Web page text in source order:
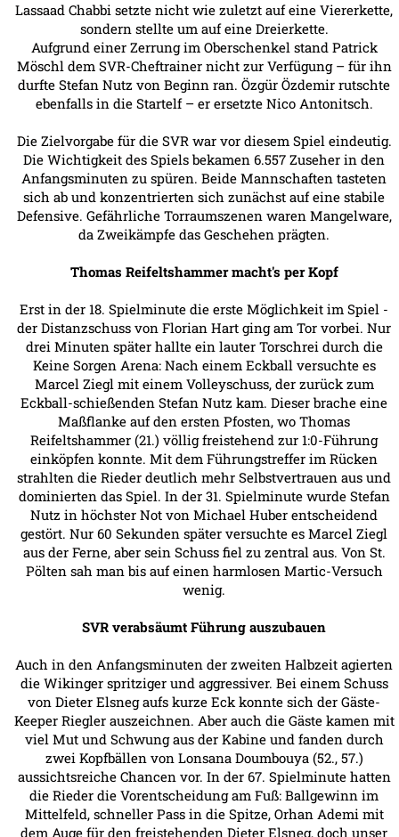
Lassaad Chabbi setzte nicht wie zuletzt auf eine Viererkette,
sondern stellte um auf eine Dreierkette.
Aufgrund einer Zerrung im Oberschenkel stand Patrick
Möschl dem SVR-Cheftrainer nicht zur Verfügung – für ihn
durfte Stefan Nutz von Beginn ran. Özgür Özdemir rutschte
ebenfalls in die Startelf – er ersetzte Nico Antonitsch.
Die Zielvorgabe für die SVR war vor diesem Spiel eindeutig.
Die Wichtigkeit des Spiels bekamen 6.557 Zuseher in den
Anfangsminuten zu spüren. Beide Mannschaften tasteten
sich ab und konzentrierten sich zunächst auf eine stabile
Defensive. Gefährliche Torraumszenen waren Mangelware,
da Zweikämpfe das Geschehen prägten.
Thomas Reifeltshammer macht's per Kopf
Erst in der 18. Spielminute die erste Möglichkeit im Spiel -
der Distanzschuss von Florian Hart ging am Tor vorbei. Nur
drei Minuten später hallte ein lauter Torschrei durch die
Keine Sorgen Arena: Nach einem Eckball versuchte es
Marcel Ziegl mit einem Volleyschuss, der zurück zum
Eckball-schießenden Stefan Nutz kam. Dieser brache eine
Maßflanke auf den ersten Pfosten, wo Thomas
Reifeltshammer (21.) völlig freistehend zur 1:0-Führung
einköpfen konnte. Mit dem Führungstreffer im Rücken
strahlten die Rieder deutlich mehr Selbstvertrauen aus und
dominierten das Spiel. In der 31. Spielminute wurde Stefan
Nutz in höchster Not von Michael Huber entscheidend
gestört. Nur 60 Sekunden später versuchte es Marcel Ziegl
aus der Ferne, aber sein Schuss fiel zu zentral aus. Von St.
Pölten sah man bis auf einen harmlosen Martic-Versuch
wenig.
SVR verabsäumt Führung auszubauen
Auch in den Anfangsminuten der zweiten Halbzeit agierten
die Wikinger spritziger und aggressiver. Bei einem Schuss
von Dieter Elsneg aufs kurze Eck konnte sich der Gäste-
Keeper Riegler auszeichnen. Aber auch die Gäste kamen mit
viel Mut und Schwung aus der Kabine und fanden durch
zwei Kopfbällen von Lonsana Doumbouya (52., 57.)
aussichtsreiche Chancen vor. In der 67. Spielminute hatten
die Rieder die Vorentscheidung am Fuß: Ballgewinn im
Mittelfeld, schneller Pass in die Spitze, Orhan Ademi mit
dem Auge für den freistehenden Dieter Elsneg, doch unser